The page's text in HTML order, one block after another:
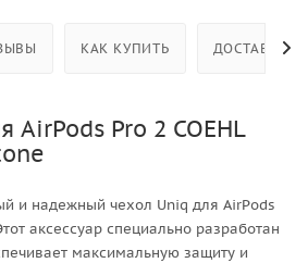
КАК КУПИТЬ ДОСТАВКА
AirPods Pro 2 COEHL
и надежный чехол Uniq для AirPods
аксессуар специально разработан
максимальную защиту и